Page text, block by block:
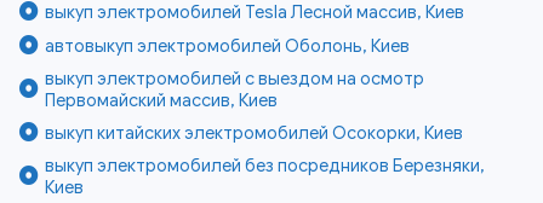
выкуп электромобилей Tesla Лесной массив, Киев
автовыкуп электромобилей Оболонь, Киев
выкуп электромобилей с выездом на осмотр
Первомайский массив, Киев
выкуп китайских электромобилей Осокорки, Киев
выкуп электромобилей без посредников Березняки,
Киев